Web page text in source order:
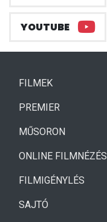
YOUTUBE
FILMEK(CURRENT)
PREMIER
MŰSORON
ONLINE FILMNÉZÉS
FILMIGÉNYLÉS
SAJTÓ